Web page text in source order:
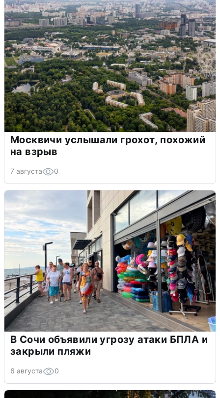
Москвичи услышали грохот, похожий
на взрыв
7 августа 0
В Сочи объявили угрозу атаки БПЛА и
закрыли пляжи
6 августа 0